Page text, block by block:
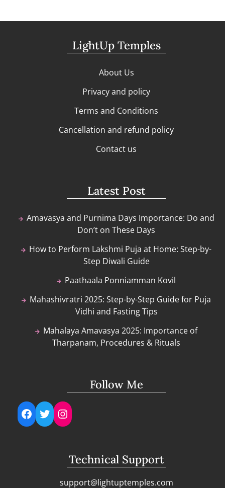
LightUp Temples
About Us
Privacy and policy
Terms and Conditions
Cancellation and refund policy
Contact us
Latest Post
Amavasya and Purnima Days Importance: Do and
Don’t on These Days
How to Perform Lakshmi Puja at Home: Step-by-
Step Diwali Guide
Paathaala Ponniamman Kovil
Mahashivratri 2025: Step-by-Step Guide for Puja
Vidhi and Fasting Tips
Mahalaya Amavasya 2025: Importance of
Tharpanam, Procedures & Rituals
Follow Me
Facebook
TwitterInstagram
Technical Support
support@lightuptemples.com